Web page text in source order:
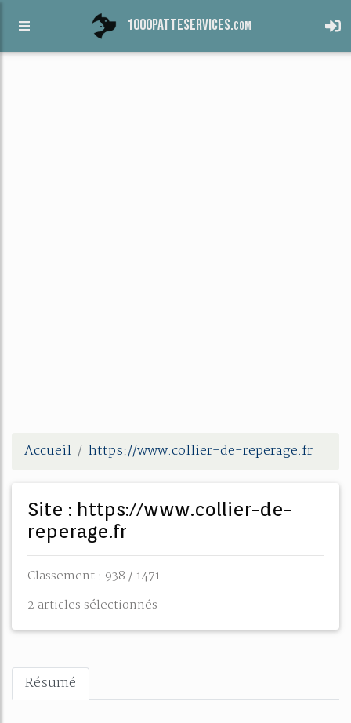
1000patteservices.com
Accueil https://www.collier-de-reperage.fr
Site : https://www.collier-de-
reperage.fr
Classement : 938 / 1471
2 articles sélectionnés
Résumé